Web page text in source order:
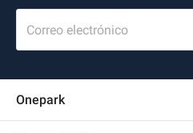
Correo electrónico
Onepark